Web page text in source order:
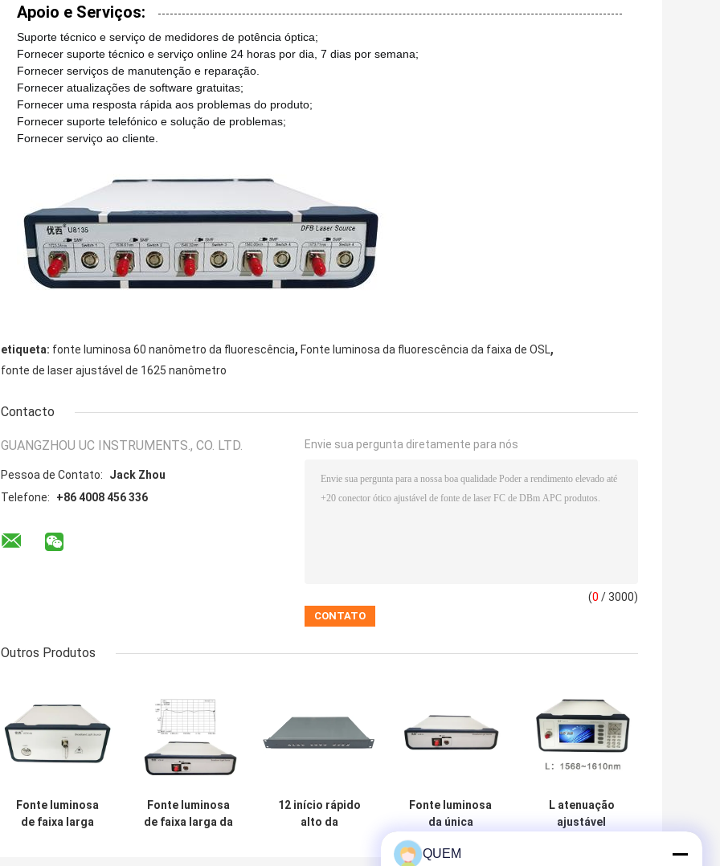
Apoio e Serviços:
Suporte técnico e serviço de medidores de potência óptica;
Fornecer suporte técnico e serviço online 24 horas por dia, 7 dias por semana;
Fornecer serviços de manutenção e reparação.
Fornecer atualizações de software gratuitas;
Fornecer uma resposta rápida aos problemas do produto;
Fornecer suporte telefónico e solução de problemas;
Fornecer serviço ao cliente.
etiqueta: fonte luminosa 60 nanômetro da fluorescência, Fonte luminosa da fluorescência da faixa de OSL,
fonte de laser ajustável de 1625 nanômetro
Contacto
GUANGZHOU UC INSTRUMENTS., CO. LTD.
Pessoa de Contato:
Jack Zhou
Telefone:
+86 4008 456 336
Envie sua pergunta diretamente para nós
(0 / 3000)
Outros Produtos
Fonte luminosa
de faixa larga
Fonte luminosa
de faixa larga da
12 início rápido
alto da
Fonte luminosa
da única
estabilidade alta
de faixa larga da
L atenuação
ajustável
QUEM